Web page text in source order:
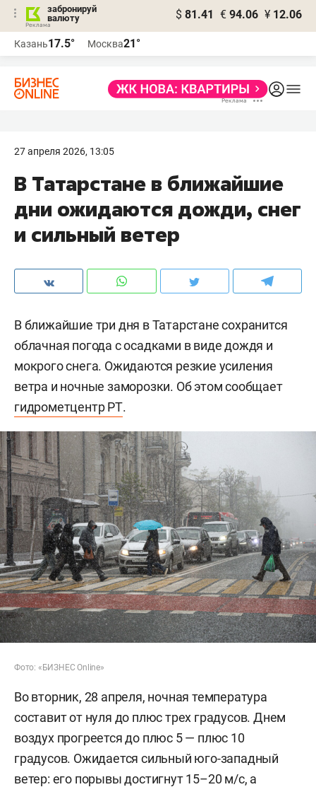
забронируй
валюту
$ 81.41 € 94.06 ¥ 12.06
Казань17.5° Москва21°
27 апреля 2026, 13:05
В Татарстане в ближайшие
дни ожидаются дожди, снег
и сильный ветер
В ближайшие три дня в Татарстане сохранится
облачная погода с осадками в виде дождя и
мокрого снега. Ожидаются резкие усиления
ветра и ночные заморозки. Об этом сообщает
гидрометцентр РТ.
Фото: «БИЗНЕС Online»
Во вторник, 28 апреля, ночная температура
составит от нуля до плюс трех градусов. Днем
воздух прогреется до плюс 5 — плюс 10
градусов. Ожидается сильный юго-западный
ветер: его порывы достигнут 15–20 м/с, а